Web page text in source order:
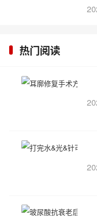
热门阅读